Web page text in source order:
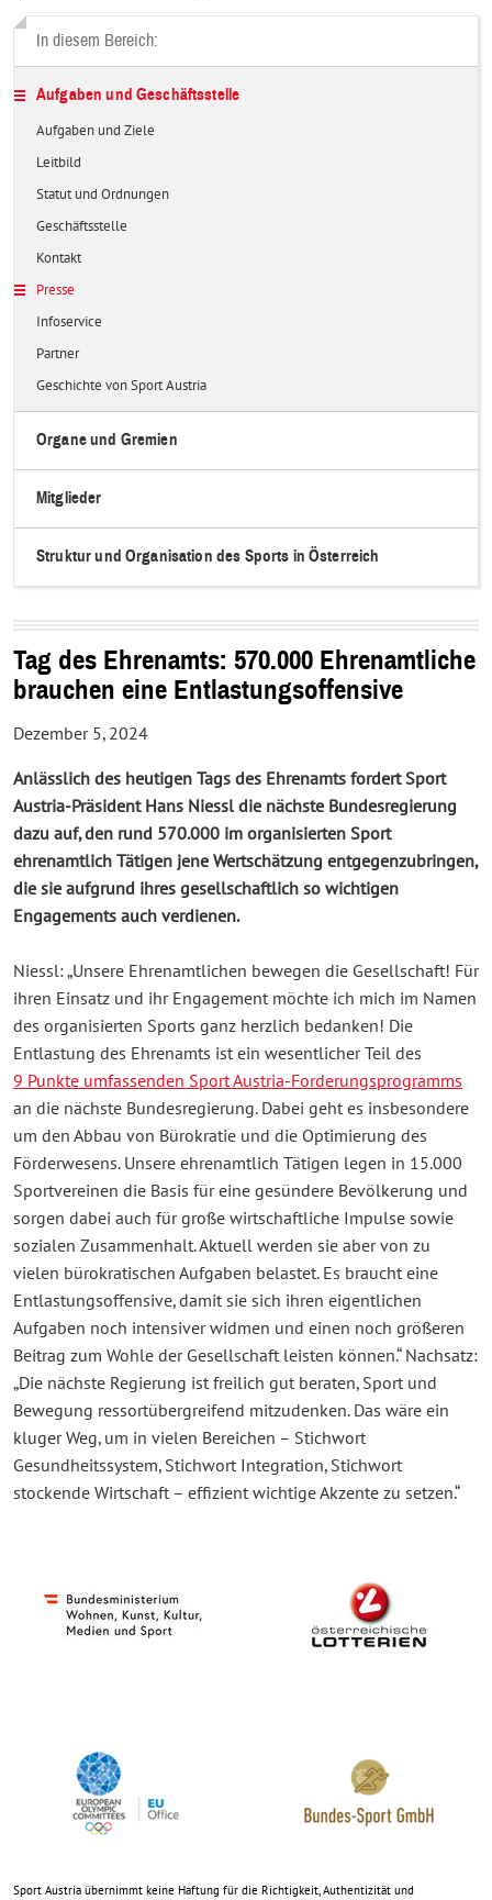
In diesem Bereich:
Aufgaben und Geschäftsstelle
Aufgaben und Ziele
Leitbild
Statut und Ordnungen
Geschäftsstelle
Kontakt
Presse
Infoservice
Partner
Geschichte von Sport Austria
Organe und Gremien
Mitglieder
Struktur und Organisation des Sports in Österreich
Tag des Ehrenamts: 570.000 Ehrenamtliche
brauchen eine Entlastungsoffensive
Dezember 5, 2024
Anlässlich des heutigen Tags des Ehrenamts fordert Sport
Austria-Präsident Hans Niessl die nächste Bundesregierung
dazu auf, den rund 570.000 im organisierten Sport
ehrenamtlich Tätigen jene Wertschätzung entgegenzubringen,
die sie aufgrund ihres gesellschaftlich so wichtigen
Engagements auch verdienen.
Niessl: „Unsere Ehrenamtlichen bewegen die Gesellschaft! Für
ihren Einsatz und ihr Engagement möchte ich mich im Namen
des organisierten Sports ganz herzlich bedanken! Die
Entlastung des Ehrenamts ist ein wesentlicher Teil des
9 Punkte umfassenden Sport Austria-Forderungsprogramms
an die nächste Bundesregierung. Dabei geht es insbesondere
um den Abbau von Bürokratie und die Optimierung des
Förderwesens. Unsere ehrenamtlich Tätigen legen in 15.000
Sportvereinen die Basis für eine gesündere Bevölkerung und
sorgen dabei auch für große wirtschaftliche Impulse sowie
sozialen Zusammenhalt. Aktuell werden sie aber von zu
vielen bürokratischen Aufgaben belastet. Es braucht eine
Entlastungsoffensive, damit sie sich ihren eigentlichen
Aufgaben noch intensiver widmen und einen noch größeren
Beitrag zum Wohle der Gesellschaft leisten können.“ Nachsatz:
„Die nächste Regierung ist freilich gut beraten, Sport und
Bewegung ressortübergreifend mitzudenken. Das wäre ein
kluger Weg, um in vielen Bereichen – Stichwort
Gesundheitssystem, Stichwort Integration, Stichwort
stockende Wirtschaft – effizient wichtige Akzente zu setzen.“
Sport Austria übernimmt keine Haftung für die Richtigkeit, Authentizität und